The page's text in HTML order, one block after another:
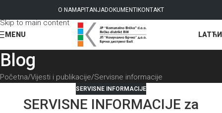
Skip to navigation
Skip to main content
O NAMAPITANJADOKUMENTI KONTAKT
MENU LAT
Blog
Početna Vijesti i publikacije Servisne informacije
SERVISNE INFORMACIJE
SERVISNE INFORMACIJE za